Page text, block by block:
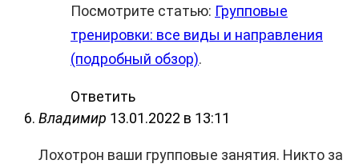
Посмотрите статью: Групповые
тренировки: все виды и направления
(подробный обзор).
Ответить
Владимир 13.01.2022 в 13:11
Лохотрон ваши групповые занятия. Никто за